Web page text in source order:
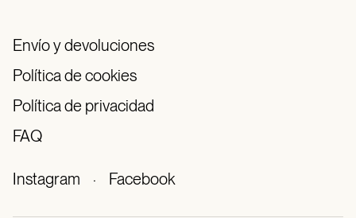
Envío y devoluciones
Política de cookies
Política de privacidad
FAQ
Instagram · Facebook